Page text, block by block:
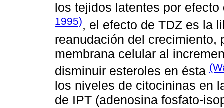
los tejidos latentes por
1995), el efecto de TDZ es la
reanudación del crecimiento,
membrana celular al
disminuir esteroles en ésta
los niveles de citocininas en
de IPT (adenosina fosfato-